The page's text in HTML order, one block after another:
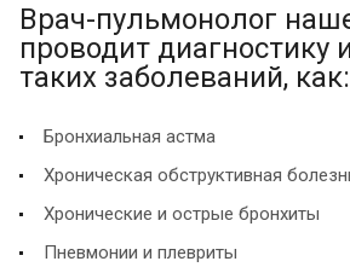
Врач-пульмонолог
проводит диагностику
таких заболеваний, как:
Бронхиальная астма
Хроническая обструктивная
Хронические и острые бронхиты
Пневмонии и плевриты